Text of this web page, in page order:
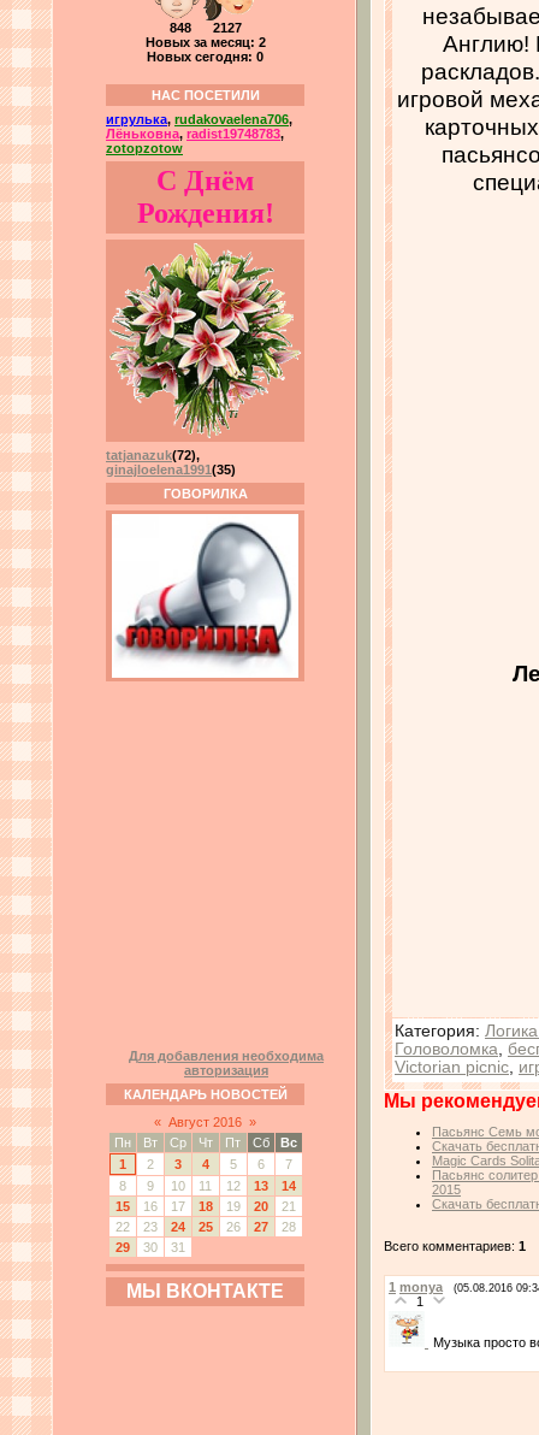
848 2127
Новых за месяц: 2
Новых сегодня: 0
НАС ПОСЕТИЛИ
игрулька, rudakovaelena706,
Лёньковна, radist19748783,
zotopzotow
С Днём
Рождения!
tatjanazuk(72),
ginajloelena1991 (35)
ГОВОРИЛКА
Для добавления необходима
авторизация
КАЛЕНДАРЬ НОВОСТЕЙ
« Август 2016 »
Пн
Вт Ср Чт Пт Сб
Вс
1
2 3 4 5 6
7
8
9 10 11 12 13
14
15
16 17 18 19 20
21
22
23 24 25 26 27
28
29
30 31
МЫ ВКОНТАКТЕ
Англию!
игровой
Категория:
Головоломка
Victorian picnic
Мы
Пасьянс Семь
Скачать
Magic Cards
Пасьянс
2015
Скачать
Всего комментариев: 1
1 monya (05.08.2016
1
Музыка просто